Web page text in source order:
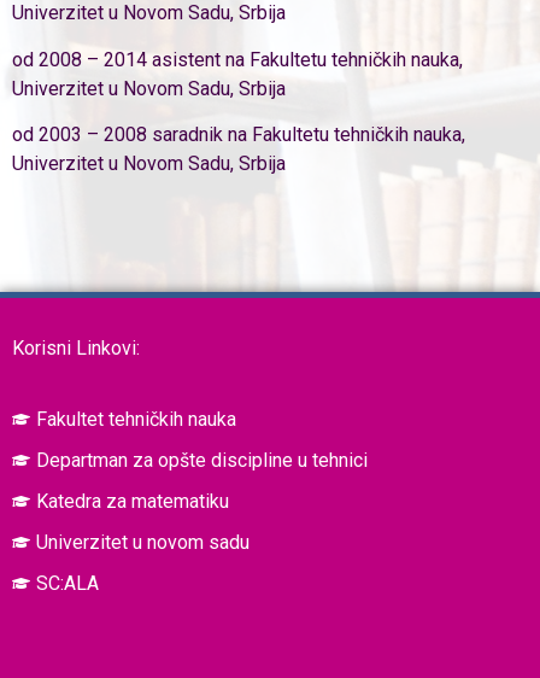
Univerzitet u Novom Sadu, Srbija
od 2008 – 2014 asistent na Fakultetu tehničkih nauka,
Univerzitet u Novom Sadu, Srbija
od 2003 – 2008 saradnik na Fakultetu tehničkih nauka,
Univerzitet u Novom Sadu, Srbija
Korisni Linkovi:
Fakultet tehničkih nauka
Departman za opšte discipline u tehnici
Katedra za matematiku
Univerzitet u novom sadu
SC:ALA